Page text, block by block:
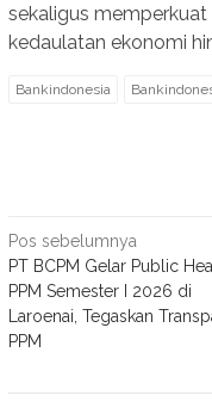
sekaligus
kedaulatan ekonomi
Bankindonesia
Navigasi
pos
Pos sebelumnya
PT BCPM Gelar Public
PPM Semester I 2026 di
Laroenai, Tegaskan
PPM